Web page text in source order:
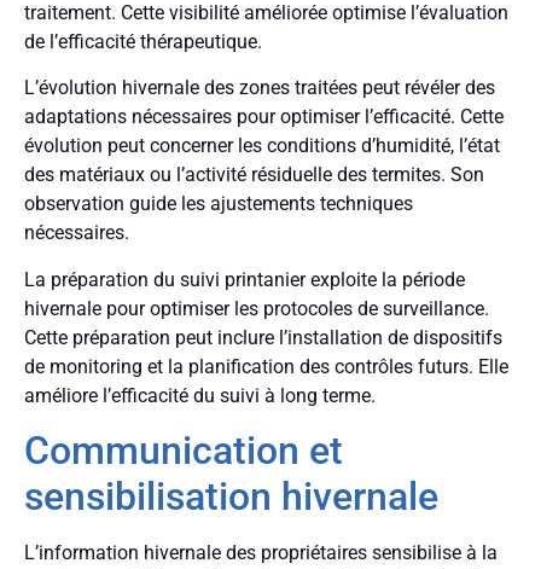
traitement. Cette visibilité améliorée optimise l’évaluation
de l’efficacité thérapeutique.
L’évolution hivernale des zones traitées peut révéler des
adaptations nécessaires pour optimiser l’efficacité. Cette
évolution peut concerner les conditions d’humidité, l’état
des matériaux ou l’activité résiduelle des termites. Son
observation guide les ajustements techniques
nécessaires.
La préparation du suivi printanier exploite la période
hivernale pour optimiser les protocoles de surveillance.
Cette préparation peut inclure l’installation de dispositifs
de monitoring et la planification des contrôles futurs. Elle
améliore l’efficacité du suivi à long terme.
Communication et
sensibilisation hivernale
L’information hivernale des propriétaires sensibilise à la